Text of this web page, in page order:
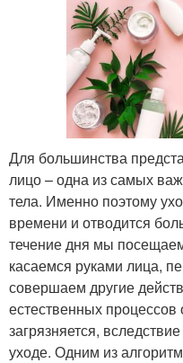
Для большинства
лицо – одна из самых
тела. Именно поэтому
времени и отводится
течение дня мы
касаемся руками лица,
совершаем другие
естественных
загрязняется,
уходе. Одним из